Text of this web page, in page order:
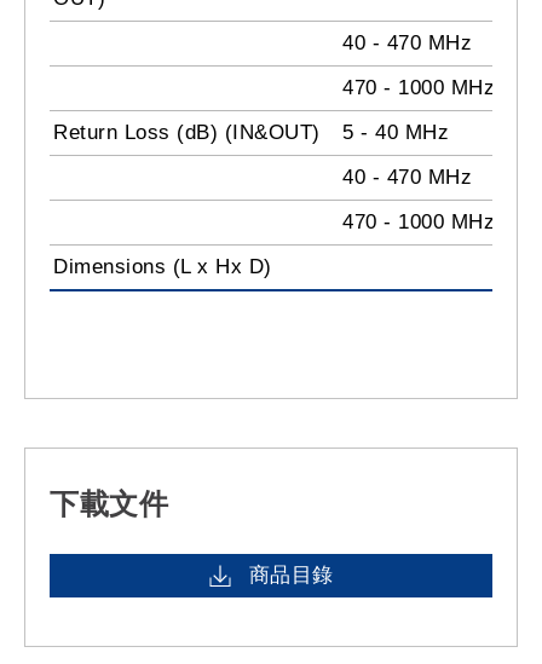
40 - 470 MHz
470 - 1000 MHz
Return Loss (dB) (IN&OUT)
5 - 40 MHz
40 - 470 MHz
470 - 1000 MHz
Dimensions (L x Hx D)
下載文件
商品目錄